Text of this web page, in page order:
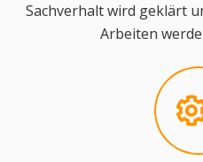
Sachverhalt wird geklärt
Arbeiten